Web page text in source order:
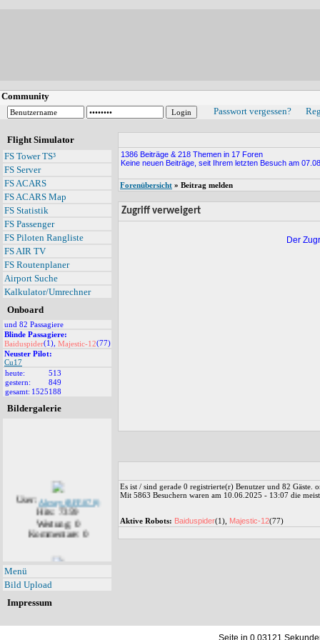
Community
Passwort vergessen?
Flight Simulator
FS Tower TS³
FS Server
FS ACARS
FS ACARS Map
FS Statistik
FS Passenger
FS Piloten Rangliste
FS AIR TV
FS Routenplaner
Airport Suche
Kalkulator/Umrechner
Onboard
und 82 Passagiere
Blinde Passagiere:
Baiduspider(1), Majestic-12(77)
Neuster Pilot:
Cu17
heute:
513
gestern:
849
gesamt: 1525188
Bildergalerie
User: Alexey (RFF-078)
Hits: 7359
Wertung: 0
Kommentare: 0
User:
Hits: 7139
Kommentare: 1
Menü
Bild Upload
Impressum
1386 Beiträge & 218 Themen in 17 Foren
Keine neuen Beiträge, seit Ihrem letzten Besuch am
Forenübersicht » Beitrag melden
Zugriff verweigert
Der
Es ist / sind gerade 0 registrierte(r) Benutzer und 82 Gäste.
Mit 5863 Besuchern waren am 10.06.2025 - 13:07 die
Aktive Robots: Baiduspider(1), Majestic-12(77)
Seite in 0.03121